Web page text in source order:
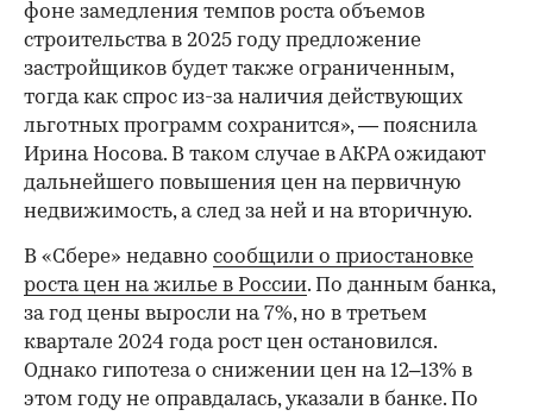
фоне замедления темпов роста объемов
строительства в 2025 году предложение
застройщиков будет также ограниченным,
тогда как спрос из-за наличия действующих
льготных программ сохранится», — пояснила
Ирина Носова. В таком случае в АКРА ожидают
дальнейшего повышения цен на первичную
недвижимость, а след за ней и на вторичную.
В «Сбере» недавно сообщили о приостановке
роста цен на жилье в России. По данным банка,
за год цены выросли на 7%, но в третьем
квартале 2024 года рост цен остановился.
Однако гипотеза о снижении цен на 12–13% в
этом году не оправдалась, указали в банке. По